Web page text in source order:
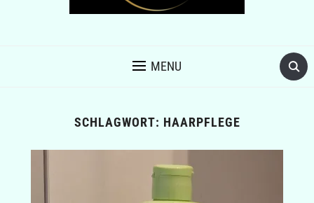
MENU
SCHLAGWORT: HAARPFLEGE